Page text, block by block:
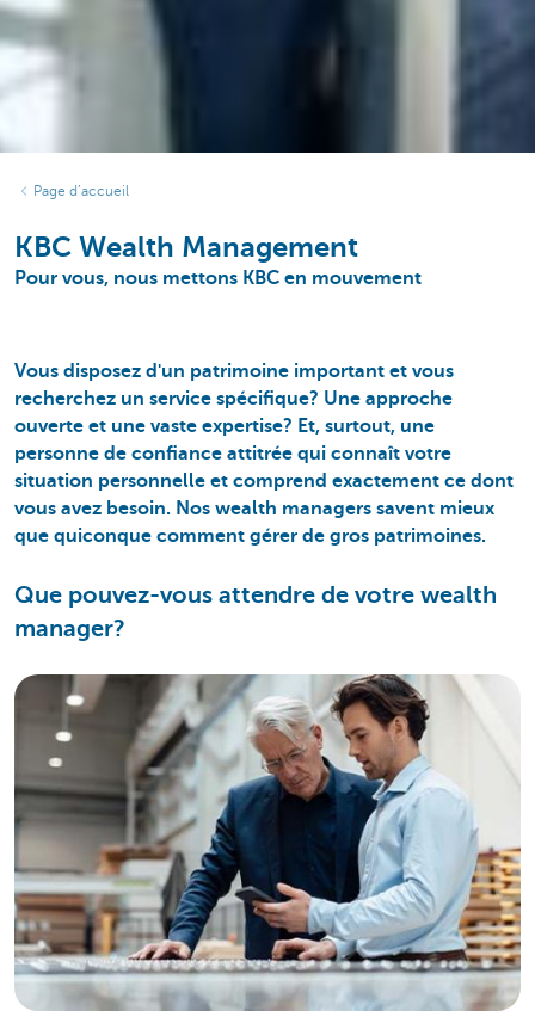
Page d’accueil
KBC Wealth Management
Pour vous, nous mettons KBC en mouvement
Vous disposez d'un patrimoine important et vous
recherchez un service spécifique? Une approche
ouverte et une vaste expertise? Et, surtout, une
personne de confiance attitrée qui connaît votre
situation personnelle et comprend exactement ce dont
vous avez besoin. Nos wealth managers savent mieux
que quiconque comment gérer de gros patrimoines.
Que pouvez-vous attendre de votre wealth
manager?